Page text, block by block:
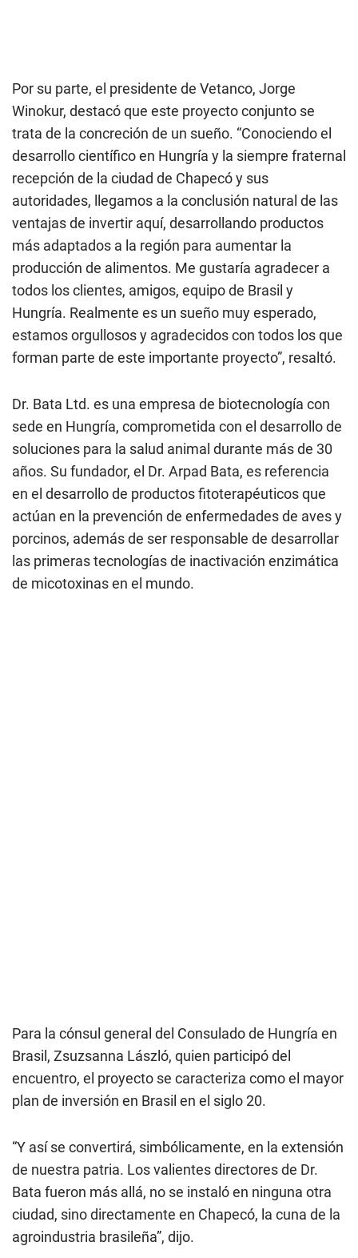
Por su parte, el presidente de Vetanco, Jorge
Winokur, destacó que este proyecto conjunto se
trata de la concreción de un sueño. “Conociendo el
desarrollo científico en Hungría y la siempre fraternal
recepción de la ciudad de Chapecó y sus
autoridades, llegamos a la conclusión natural de las
ventajas de invertir aquí, desarrollando productos
más adaptados a la región para aumentar la
producción de alimentos. Me gustaría agradecer a
todos los clientes, amigos, equipo de Brasil y
Hungría. Realmente es un sueño muy esperado,
estamos orgullosos y agradecidos con todos los que
forman parte de este importante proyecto”, resaltó.
Dr. Bata Ltd. es una empresa de biotecnología con
sede en Hungría, comprometida con el desarrollo de
soluciones para la salud animal durante más de 30
años. Su fundador, el Dr. Arpad Bata, es referencia
en el desarrollo de productos fitoterapéuticos que
actúan en la prevención de enfermedades de aves y
porcinos, además de ser responsable de desarrollar
las primeras tecnologías de inactivación enzimática
de micotoxinas en el mundo.
Para la cónsul general del Consulado de Hungría en
Brasil, Zsuzsanna László, quien participó del
encuentro, el proyecto se caracteriza como el mayor
plan de inversión en Brasil en el siglo 20.
“Y así se convertirá, simbólicamente, en la extensión
de nuestra patria. Los valientes directores de Dr.
Bata fueron más allá, no se instaló en ninguna otra
ciudad, sino directamente en Chapecó, la cuna de la
agroindustria brasileña”, dijo.